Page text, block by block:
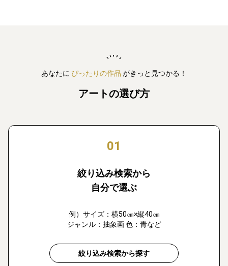
あなたに ぴったりの作品 がきっと見つかる！
アートの選び方
01
絞り込み検索から
自分で選ぶ
例）サイズ：横50㎝×縦40㎝
ジャンル：抽象画 色：青など
絞り込み検索から探す